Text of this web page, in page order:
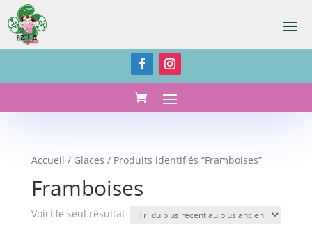
Accueil / Glaces / Produits identifiés “Framboises”
Framboises
Voici le seul résultat